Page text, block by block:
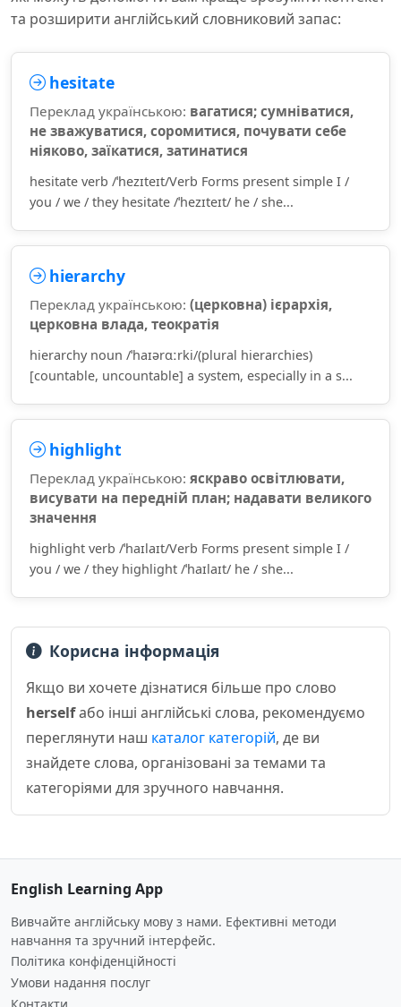
та розширити англійський словниковий запас:
hesitate
Переклад українською: вагатися; сумніватися,
не зважуватися, соромитися, почувати себе
ніяково, заїкатися, затинатися
hesitate verb /ˈhezɪteɪt/Verb Forms present simple I /
you / we / they hesitate /ˈhezɪteɪt/ he / she...
hierarchy
Переклад українською: (церковна) ієрархія,
церковна влада, теократія
hierarchy noun /ˈhaɪərɑːrki/(plural hierarchies)
[countable, uncountable] a system, especially in a s...
highlight
Переклад українською: яскраво освітлювати,
висувати на передній план; надавати великого
значення
highlight verb /ˈhaɪlaɪt/Verb Forms present simple I /
you / we / they highlight /ˈhaɪlaɪt/ he / she...
Корисна інформація
Якщо ви хочете дізнатися більше про слово
herselfабо інші англійські слова, рекомендуємо
переглянути наш каталог категорій, де ви
знайдете слова, організовані за темами та
категоріями для зручного навчання.
English Learning App
Вивчайте англійську мову з нами. Ефективні методи
навчання та зручний інтерфейс.
Політика конфіденційності
Умови надання послуг